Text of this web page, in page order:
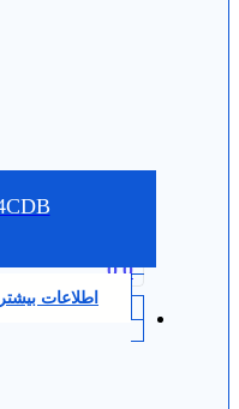
0.0
اطلاعات بیشتر